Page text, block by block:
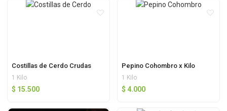
Costillas de Cerdo Crudas
1 Kilo
$ 15.500
Pepino Cohombro x Kilo
1 Kilo
$ 4.000